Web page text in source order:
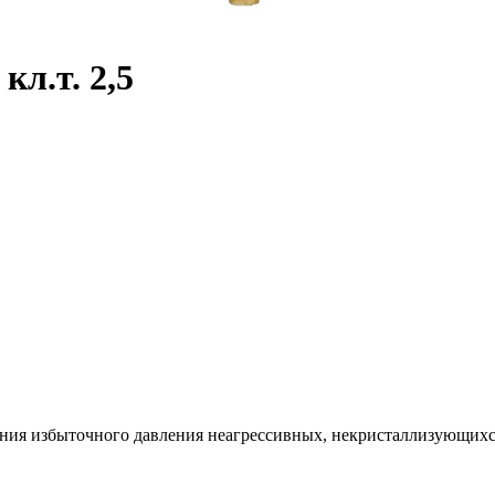
2,5
избыточного давления неагрессивных,